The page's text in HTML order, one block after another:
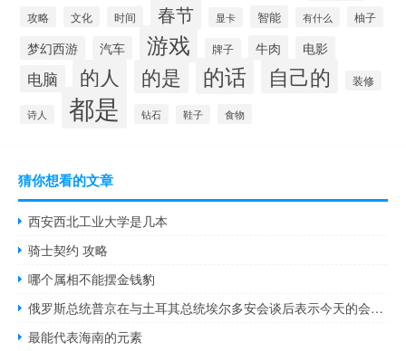
攻略 文化 时间 春节 显卡 智能 有什么 柚子
梦幻西游 汽车 游戏 牌子 牛肉 电影
电脑 的人 的是 的话 自己的 装修
诗人 都是 钻石 鞋子 食物
猜你想看的文章
西安西北工业大学是几本
骑士契约 攻略
哪个属相不能摆金钱豹
俄罗斯总统普京在与土耳其总统埃尔多安会谈后表示今天的会谈是建设性和务实的
最能代表海南的元素